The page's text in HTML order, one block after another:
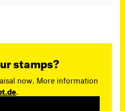
stamps?
now. More information